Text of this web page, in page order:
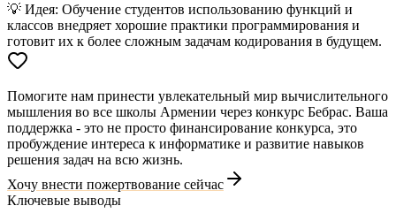
💡 Идея: Обучение студентов использованию функций и
классов внедряет хорошие практики программирования и
готовит их к более сложным задачам кодирования в будущем.
Помогите нам принести увлекательный мир вычислительного
мышления во все школы Армении через конкурс Бебрас. Ваша
поддержка - это не просто финансирование конкурса, это
пробуждение интереса к информатике и развитие навыков
решения задач на всю жизнь.
Хочу внести пожертвование сейчас
Ключевые выводы